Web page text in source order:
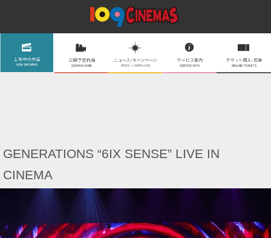
GENERATIONS “6IX SENSE” LIVE IN
CINEMA